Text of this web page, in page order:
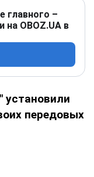
главного –
на OBOZ.UA в
установили
передовых